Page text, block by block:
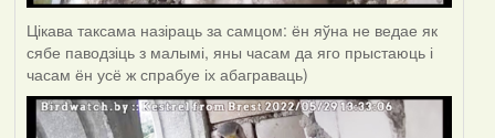
Цікава таксама назіраць за самцом: ён яўна не ведае як
сябе паводзіць з малымі, яны часам да яго прыстаюць і
часам ён усё ж спрабуе іх абаграваць)